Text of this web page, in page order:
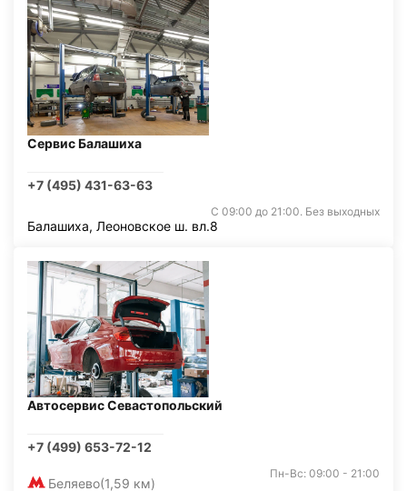
Сервис Балашиха
+7 (495) 431-63-63
С 09:00 до 21:00. Без выходных
Балашиха, Леоновское ш. вл.8
Автосервис Севастопольский
+7 (499) 653-72-12
Беляево(1,59 км)
Пн-Вс: 09:00 - 21:00